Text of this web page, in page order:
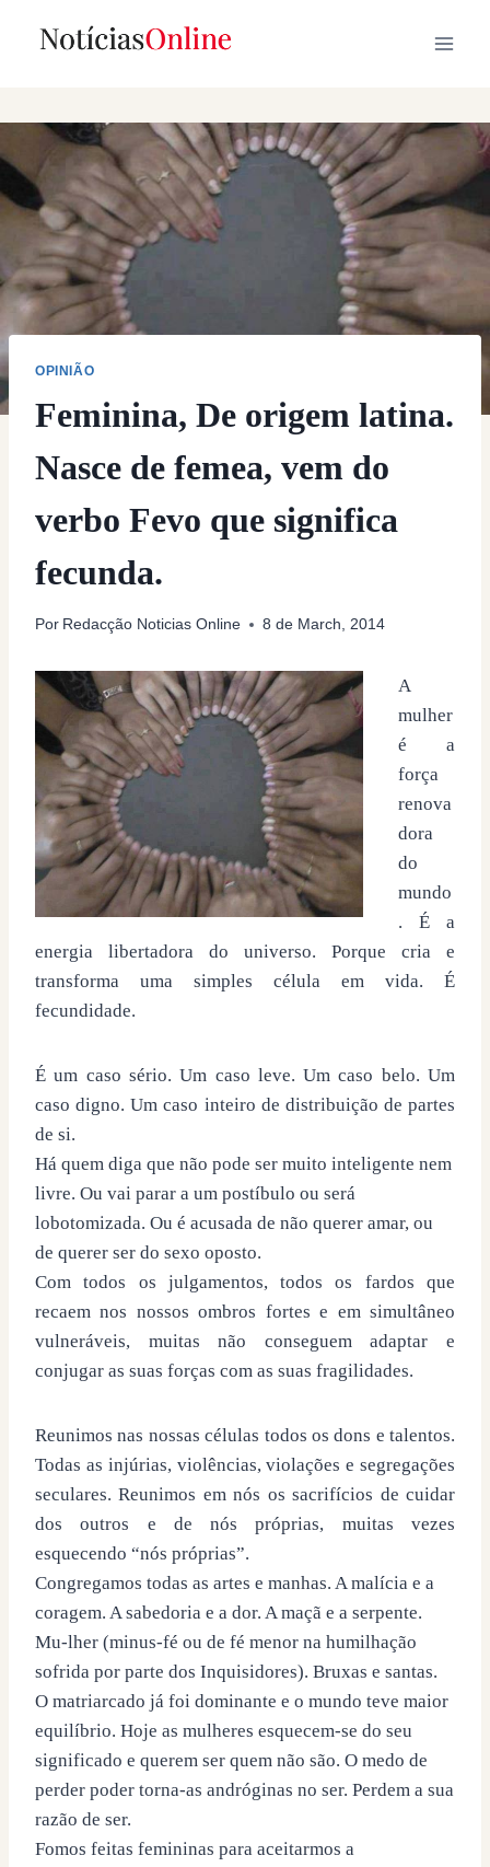
OPINIÃO
Feminina, De origem latina.
Nasce de femea, vem do
verbo Fevo que significa
fecunda.
Por Redacção Noticias Online 8 de March, 2014
A
mulher
é a
força
renova
dora
do
mundo
. É a
energia libertadora do universo. Porque cria e
transforma uma simples célula em vida. É
fecundidade.
É um caso sério. Um caso leve. Um caso belo. Um
caso digno. Um caso inteiro de distribuição de partes
de si.
Há quem diga que não pode ser muito inteligente nem
livre. Ou vai parar a um postíbulo ou será
lobotomizada. Ou é acusada de não querer amar, ou
de querer ser do sexo oposto.
Com todos os julgamentos, todos os fardos que
recaem nos nossos ombros fortes e em simultâneo
vulneráveis, muitas não conseguem adaptar e
conjugar as suas forças com as suas fragilidades.
Reunimos nas nossas células todos os dons e talentos.
Todas as injúrias, violências, violações e segregações
seculares. Reunimos em nós os sacrifícios de cuidar
dos outros e de nós próprias, muitas vezes
esquecendo “nós próprias”.
Congregamos todas as artes e manhas. A malícia e a
coragem. A sabedoria e a dor. A maçã e a serpente.
Mu-lher (minus-fé ou de fé menor na humilhação
sofrida por parte dos Inquisidores). Bruxas e santas.
O matriarcado já foi dominante e o mundo teve maior
equilíbrio. Hoje as mulheres esquecem-se do seu
significado e querem ser quem não são. O medo de
perder poder torna-as andróginas no ser. Perdem a sua
razão de ser.
Fomos feitas femininas para aceitarmos a